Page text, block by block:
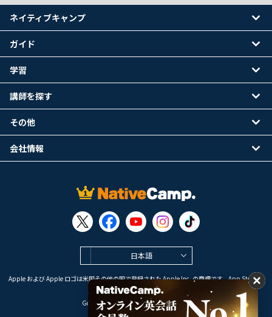
日本語
Apple および Apple ロゴは米国その他の国で登録された Apple Inc. の商標です。App Store は
Apple Inc. のサービスマークです。
Google Play は Google LLC の商標です。
ネイティブキャンプ
ガイド
学習
講師を探す
その他
会社情報